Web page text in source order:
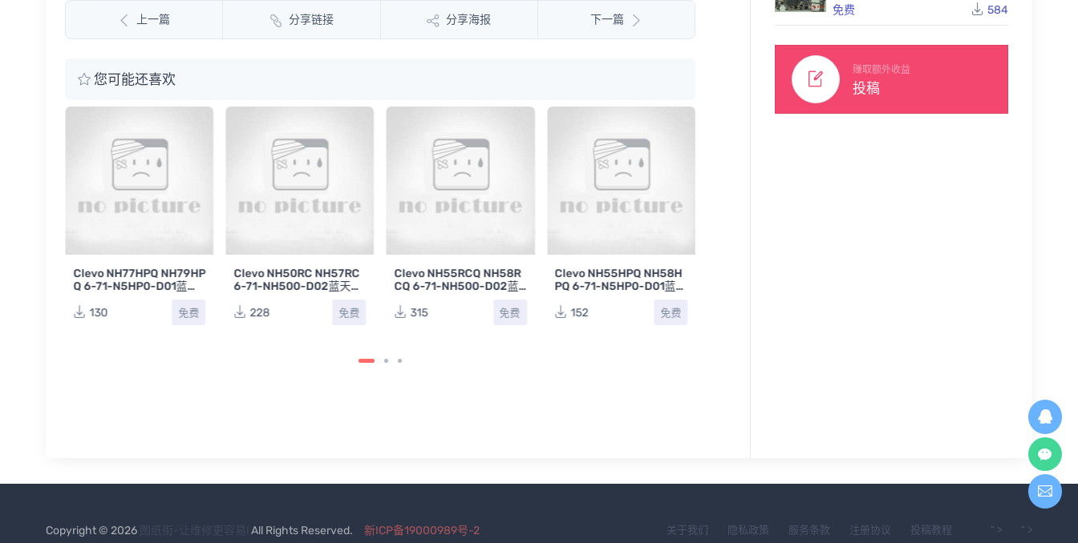
上一篇 分享链接 分享海报 下一篇
您可能还喜欢
Clevo NH77HPQ NH79HP
Q 6-71-N5HP0-D01蓝天
130
免费
Clevo NH50RC NH57RC
6-71-NH500-D02蓝天笔
228
免费
Clevo NH55RCQ NH58R
CQ 6-71-NH500-D02蓝
315
免费
Clevo NH55HPQ NH58H
PQ 6-71-N5HP0-D01蓝
152
免费
2
RE
记
免费
584
赚取额外收益
投稿
Copyright © 2026 All Rights Reserved. 新ICP备19000989号-2 关于我们 隐私政策 服务条款 注册协议 投稿教程 " > " >